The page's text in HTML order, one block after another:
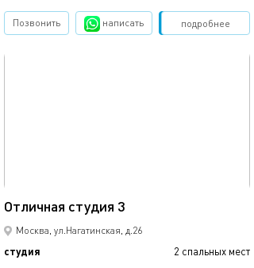
подробнее
Позвонить написать Забронировать
Отличная студия 3
Москва, ул.Нагатинская, д.26
студия 2 спальных мест